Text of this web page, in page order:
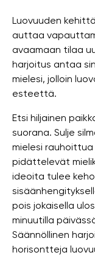
Luovuuden
auttaa
avaamaan tilaa
harjoitus antaa
mielesi, jolloin
esteettä.
Etsi hiljainen
suorana. Sulje
mielesi
pidättelevät
ideoita tulee
pois jokaisella
minuutilla
Säännöllinen
horisontteja